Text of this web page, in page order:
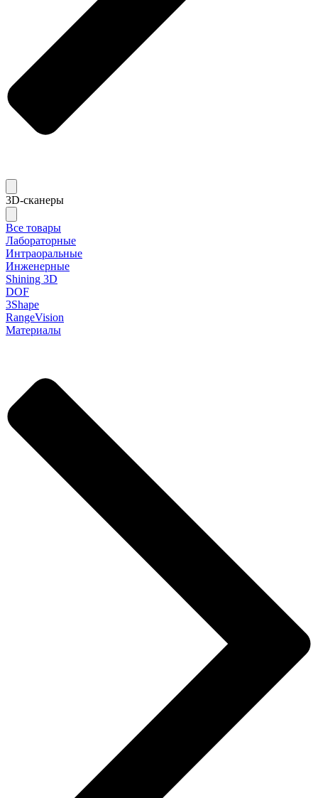
3D-сканеры
Все товары
Лабораторные
Интраоральные
Инженерные
Shining 3D
DOF
3Shape
RangeVision
Материалы